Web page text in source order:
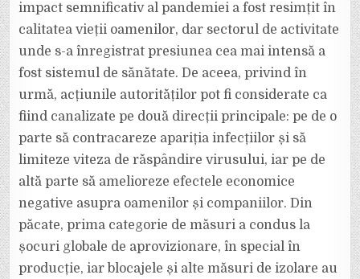
PROVOCĂRILE
ECONOMICE
ACTUALE”
impact semnificativ al pandemiei a fost resimțit în
calitatea vieții oamenilor, dar sectorul de activitate
unde s-a înregistrat presiunea cea mai intensă a
fost sistemul de sănătate. De aceea, privind în
urmă, acțiunile autorităților pot fi considerate ca
fiind canalizate pe două direcții principale: pe de o
parte să contracareze apariția infecțiilor și să
limiteze viteza de răspândire virusului, iar pe de
altă parte să amelioreze efectele economice
negative asupra oamenilor și companiilor. Din
păcate, prima categorie de măsuri a condus la
șocuri globale de aprovizionare, în special în
producție, iar blocajele și alte măsuri de izolare au